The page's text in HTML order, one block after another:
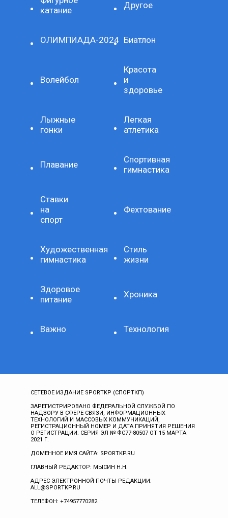
катание
Другое
ОЛИМПИАДА-2024 Биатлон
Волейбол
Красота
и
здоровье
Лыжные
гонки
Легкая
атлетика
Плавание
Спортивная
гимнастика
Ставки
на
спорт
Фехтование
Художественная
гимнастика
Стиль
жизни
Здоровое
питание
Хроника
Важно Технология
СЕТЕВОЕ ИЗДАНИЕ SPORTKP (СПОРТКП)
ЗАРЕГИСТРИРОВАНО ФЕДЕРАЛЬНОЙ СЛУЖБОЙ ПО
НАДЗОРУ В СФЕРЕ СВЯЗИ, ИНФОРМАЦИОННЫХ
ТЕХНОЛОГИЙ И МАССОВЫХ КОММУНИКАЦИЙ,
РЕГИСТРАЦИОННЫЙ НОМЕР И ДАТА ПРИНЯТИЯ РЕШЕНИЯ
О РЕГИСТРАЦИИ: СЕРИЯ ЭЛ № ФС77-80507 ОТ 15 МАРТА
2021 Г.
ДОМЕННОЕ ИМЯ САЙТА: SPORTKP.RU
ГЛАВНЫЙ РЕДАКТОР: МЫСИН Н.Н.
АДРЕС ЭЛЕКТРОННОЙ ПОЧТЫ РЕДАКЦИИ:
ALL@SPORTKP.RU
ТЕЛЕФОН: +74957770282